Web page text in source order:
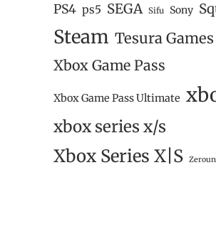
PS4 ps5 SEGA Sifu Sony
Steam Tesura Games
Xbox Game Pass
Xbox Game Pass Ultimate
xbox series x/s
Xbox Series X|S